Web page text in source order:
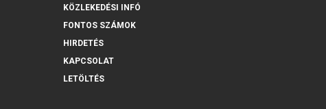
KÖZLEKEDÉSI INFÓ
FONTOS SZÁMOK
HIRDETÉS
KAPCSOLAT
LETÖLTÉS